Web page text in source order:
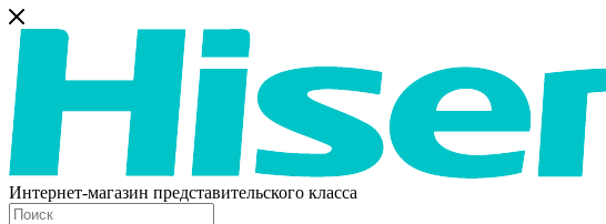
Интернет-магазин представительского класса